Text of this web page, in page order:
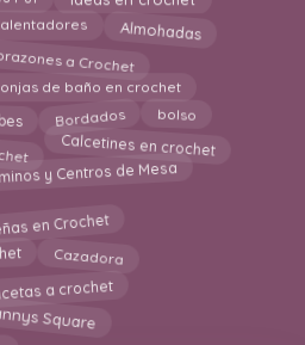
Almohadas
a Crochet
de baño en crochet
Bordados bolso
Calcetines en crochet
y Centros de Mesa
en Crochet
Cazadora
a crochet
Square